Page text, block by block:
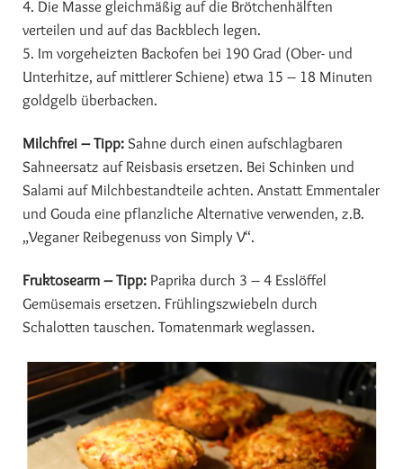
4. Die Masse gleichmäßig auf die Brötchenhälften
verteilen und auf das Backblech legen.
5. Im vorgeheizten Backofen bei 190 Grad (Ober- und
Unterhitze, auf mittlerer Schiene) etwa 15 – 18 Minuten
goldgelb überbacken.
Milchfrei – Tipp: Sahne durch einen aufschlagbaren
Sahneersatz auf Reisbasis ersetzen. Bei Schinken und
Salami auf Milchbestandteile achten. Anstatt Emmentaler
und Gouda eine pflanzliche Alternative verwenden, z.B.
„Veganer Reibegenuss von Simply V“.
Fruktosearm – Tipp: Paprika durch 3 – 4 Esslöffel
Gemüsemais ersetzen. Frühlingszwiebeln durch
Schalotten tauschen. Tomatenmark weglassen.